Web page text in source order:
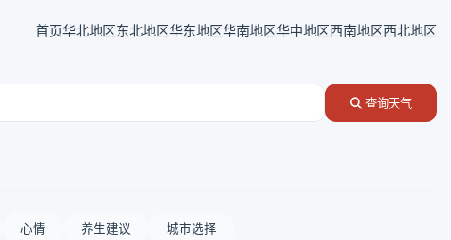
首页华北地区东北地区华东地区华南地区华中地区西南地区西北地区
查询天气
心情 养生建议 城市选择